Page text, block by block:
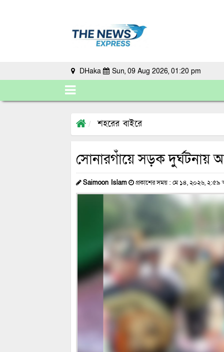
DHaka Sun, 09 Aug 2026, 01:20 pm
শহরের বাইরে
সোনারগাঁয়ে সড়ক দুর্ঘটনায়
Saimoon Islam প্রকাশের সময় : মে ১৪, ২০২৬, ২:৫৯